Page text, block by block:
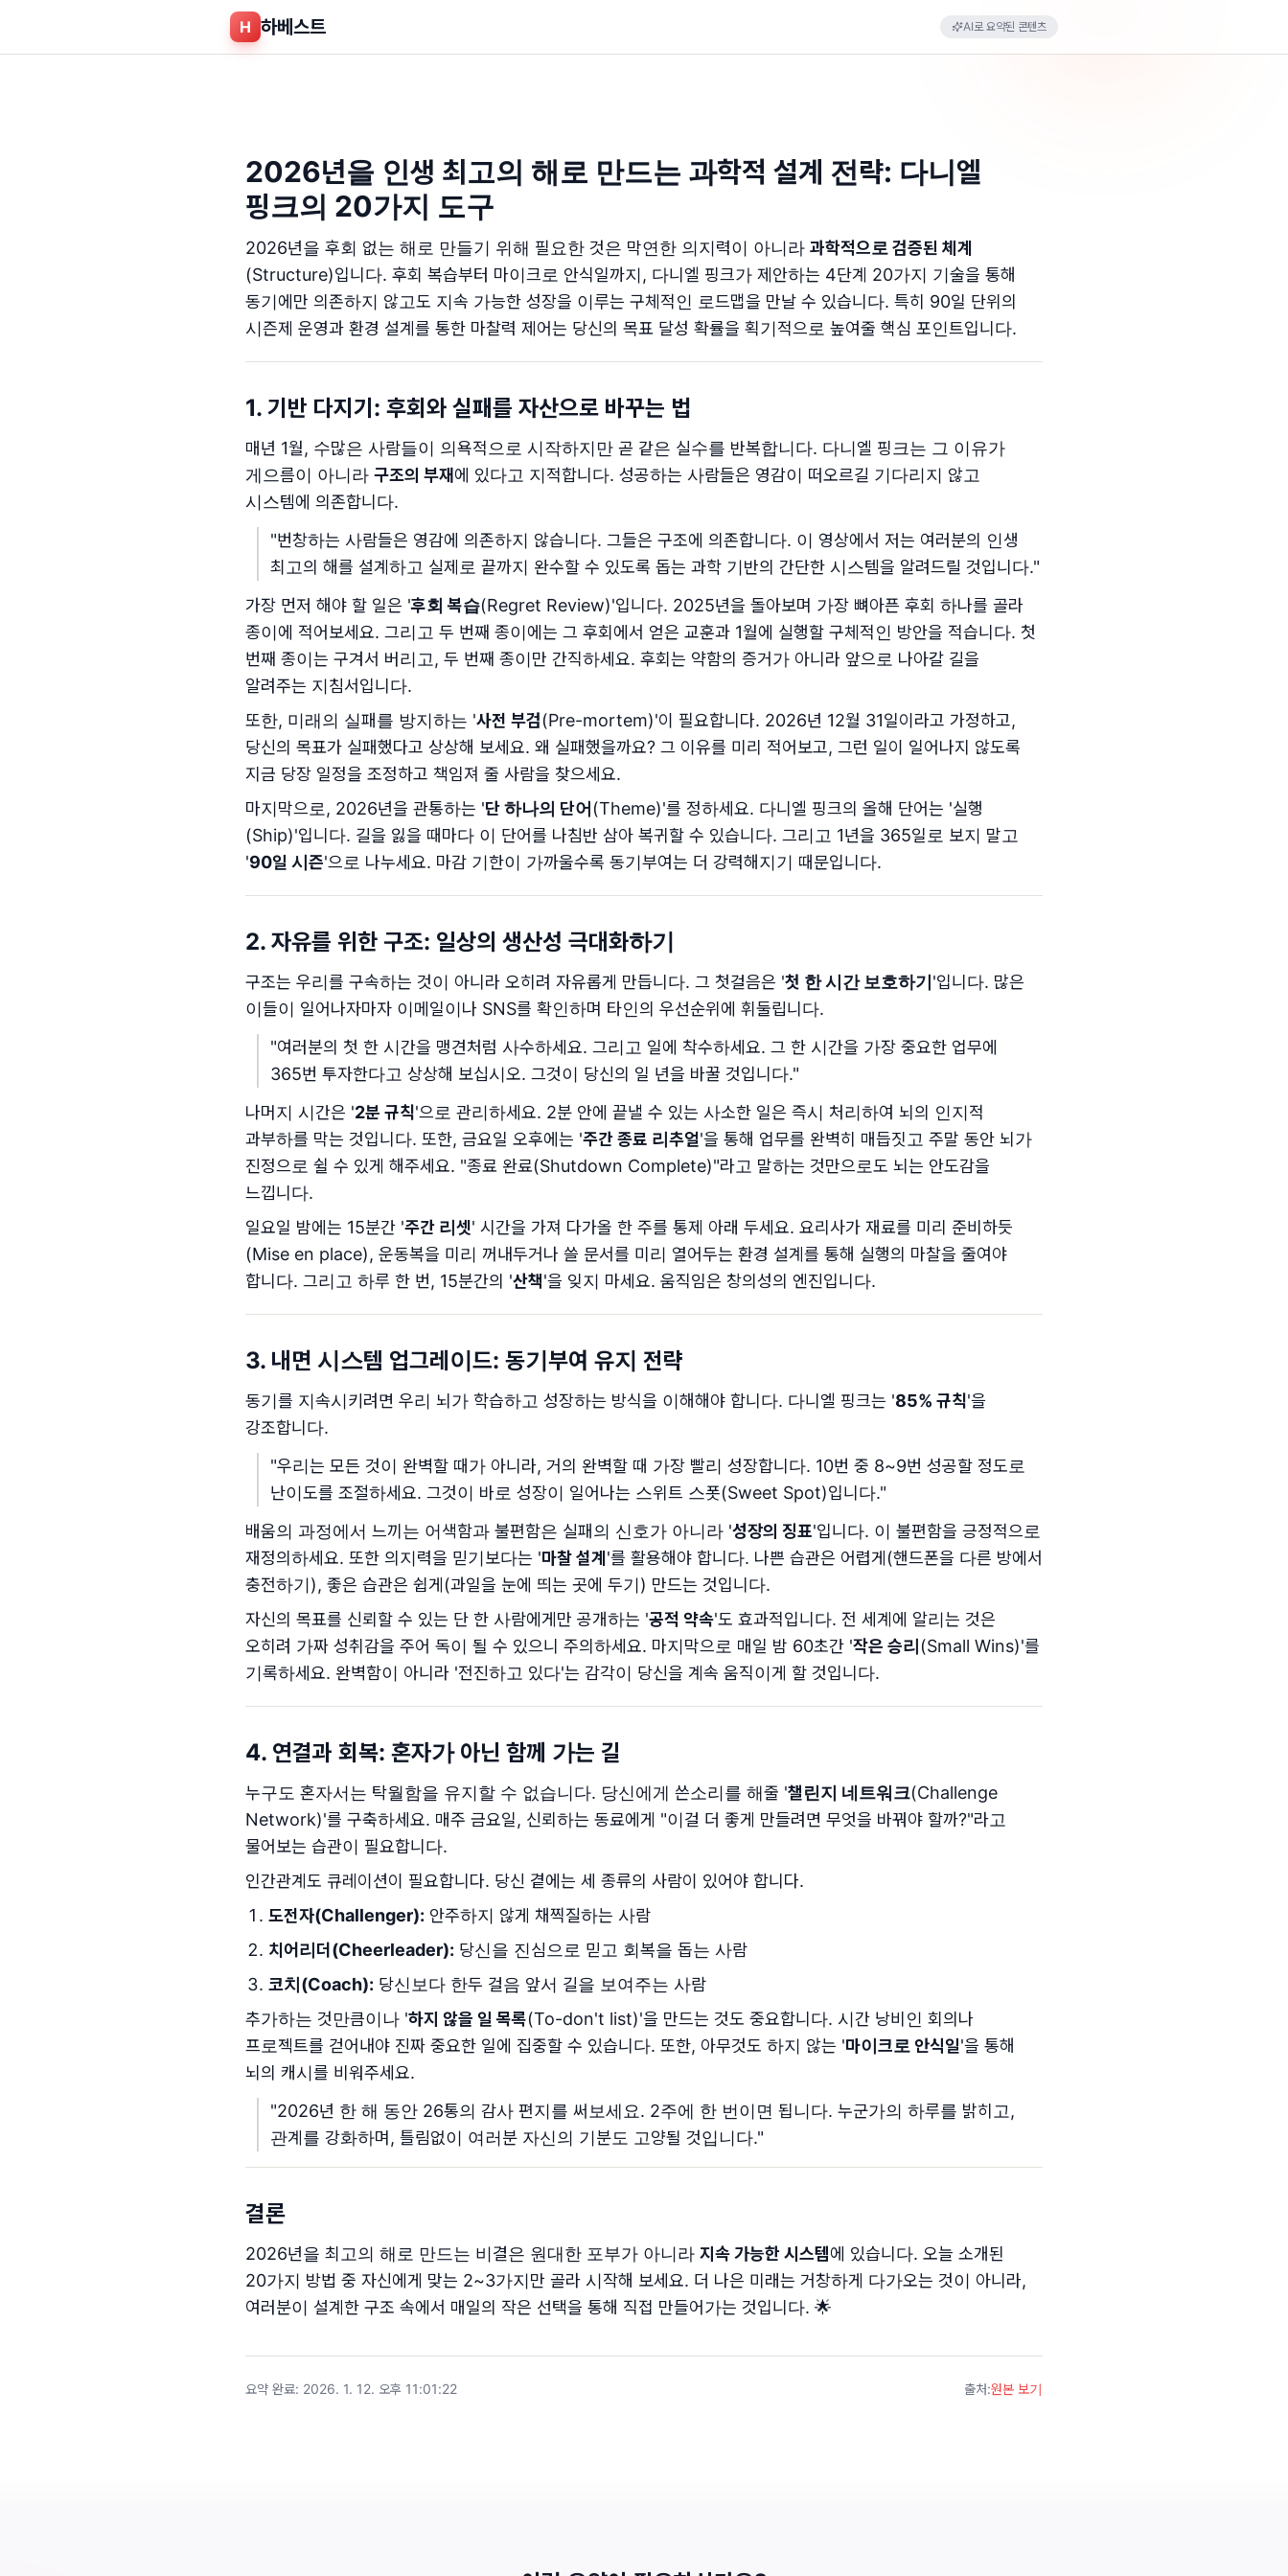
H 하베스트 AI로 요약된 콘텐츠
2026년을 인생 최고의 해로 만드는 과학적 설계 전략: 다니엘
핑크의 20가지 도구
2026년을 후회 없는 해로 만들기 위해 필요한 것은 막연한 의지력이 아니라 과학적으로 검증된 체계
(Structure)입니다. 후회 복습부터 마이크로 안식일까지, 다니엘 핑크가 제안하는 4단계 20가지 기술을 통해
동기에만 의존하지 않고도 지속 가능한 성장을 이루는 구체적인 로드맵을 만날 수 있습니다. 특히 90일 단위의
시즌제 운영과 환경 설계를 통한 마찰력 제어는 당신의 목표 달성 확률을 획기적으로 높여줄 핵심 포인트입니다.
1. 기반 다지기: 후회와 실패를 자산으로 바꾸는 법
매년 1월, 수많은 사람들이 의욕적으로 시작하지만 곧 같은 실수를 반복합니다. 다니엘 핑크는 그 이유가
게으름이 아니라 구조의 부재에 있다고 지적합니다. 성공하는 사람들은 영감이 떠오르길 기다리지 않고
시스템에 의존합니다.
"번창하는 사람들은 영감에 의존하지 않습니다. 그들은 구조에 의존합니다. 이 영상에서 저는 여러분의 인생
최고의 해를 설계하고 실제로 끝까지 완수할 수 있도록 돕는 과학 기반의 간단한 시스템을 알려드릴 것입니다."
가장 먼저 해야 할 일은 '후회 복습(Regret Review)'입니다. 2025년을 돌아보며 가장 뼈아픈 후회 하나를 골라
종이에 적어보세요. 그리고 두 번째 종이에는 그 후회에서 얻은 교훈과 1월에 실행할 구체적인 방안을 적습니다. 첫
번째 종이는 구겨서 버리고, 두 번째 종이만 간직하세요. 후회는 약함의 증거가 아니라 앞으로 나아갈 길을
알려주는 지침서입니다.
또한, 미래의 실패를 방지하는 '사전 부검(Pre-mortem)'이 필요합니다. 2026년 12월 31일이라고 가정하고,
당신의 목표가 실패했다고 상상해 보세요. 왜 실패했을까요? 그 이유를 미리 적어보고, 그런 일이 일어나지 않도록
지금 당장 일정을 조정하고 책임져 줄 사람을 찾으세요.
마지막으로, 2026년을 관통하는 '단 하나의 단어 (Theme)'를 정하세요. 다니엘 핑크의 올해 단어는 '실행
(Ship)'입니다. 길을 잃을 때마다 이 단어를 나침반 삼아 복귀할 수 있습니다. 그리고 1년을 365일로 보지 말고
'90일 시즌'으로 나누세요. 마감 기한이 가까울수록 동기부여는 더 강력해지기 때문입니다.
2. 자유를 위한 구조: 일상의 생산성 극대화하기
구조는 우리를 구속하는 것이 아니라 오히려 자유롭게 만듭니다. 그 첫걸음은 '첫 한 시간 보호하기 '입니다. 많은
이들이 일어나자마자 이메일이나 SNS를 확인하며 타인의 우선순위에 휘둘립니다.
"여러분의 첫 한 시간을 맹견처럼 사수하세요. 그리고 일에 착수하세요. 그 한 시간을 가장 중요한 업무에
365번 투자한다고 상상해 보십시오. 그것이 당신의 일 년을 바꿀 것입니다."
나머지 시간은 '2분 규칙'으로 관리하세요. 2분 안에 끝낼 수 있는 사소한 일은 즉시 처리하여 뇌의 인지적
과부하를 막는 것입니다. 또한, 금요일 오후에는 '주간 종료 리추얼'을 통해 업무를 완벽히 매듭짓고 주말 동안 뇌가
진정으로 쉴 수 있게 해주세요. "종료 완료(Shutdown Complete)"라고 말하는 것만으로도 뇌는 안도감을
느낍니다.
일요일 밤에는 15분간 '주간 리셋' 시간을 가져 다가올 한 주를 통제 아래 두세요. 요리사가 재료를 미리 준비하듯
(Mise en place), 운동복을 미리 꺼내두거나 쓸 문서를 미리 열어두는 환경 설계를 통해 실행의 마찰을 줄여야
합니다. 그리고 하루 한 번, 15분간의 '산책'을 잊지 마세요. 움직임은 창의성의 엔진입니다.
3. 내면 시스템 업그레이드: 동기부여 유지 전략
동기를 지속시키려면 우리 뇌가 학습하고 성장하는 방식을 이해해야 합니다. 다니엘 핑크는 '85% 규칙'을
강조합니다.
"우리는 모든 것이 완벽할 때가 아니라, 거의 완벽할 때 가장 빨리 성장합니다. 10번 중 8~9번 성공할 정도로
난이도를 조절하세요. 그것이 바로 성장이 일어나는 스위트 스폿(Sweet Spot)입니다."
배움의 과정에서 느끼는 어색함과 불편함은 실패의 신호가 아니라 '성장의 징표'입니다. 이 불편함을 긍정적으로
재정의하세요. 또한 의지력을 믿기보다는 '마찰 설계 '를 활용해야 합니다. 나쁜 습관은 어렵게(핸드폰을 다른 방에서
충전하기), 좋은 습관은 쉽게(과일을 눈에 띄는 곳에 두기) 만드는 것입니다.
자신의 목표를 신뢰할 수 있는 단 한 사람에게만 공개하는 '공적 약속'도 효과적입니다. 전 세계에 알리는 것은
오히려 가짜 성취감을 주어 독이 될 수 있으니 주의하세요. 마지막으로 매일 밤 60초간 '작은 승리 (Small Wins)'를
기록하세요. 완벽함이 아니라 '전진하고 있다'는 감각이 당신을 계속 움직이게 할 것입니다.
4. 연결과 회복: 혼자가 아닌 함께 가는 길
누구도 혼자서는 탁월함을 유지할 수 없습니다. 당신에게 쓴소리를 해줄 '챌린지 네트워크(Challenge
Network)'를 구축하세요. 매주 금요일, 신뢰하는 동료에게 "이걸 더 좋게 만들려면 무엇을 바꿔야 할까?"라고
물어보는 습관이 필요합니다.
인간관계도 큐레이션이 필요합니다. 당신 곁에는 세 종류의 사람이 있어야 합니다.
도전자(Challenger): 안주하지 않게 채찍질하는 사람
치어리더(Cheerleader): 당신을 진심으로 믿고 회복을 돕는 사람
코치(Coach): 당신보다 한두 걸음 앞서 길을 보여주는 사람
추가하는 것만큼이나 '하지 않을 일 목록(To-don't list)'을 만드는 것도 중요합니다. 시간 낭비인 회의나
프로젝트를 걷어내야 진짜 중요한 일에 집중할 수 있습니다. 또한, 아무것도 하지 않는 '마이크로 안식일'을 통해
뇌의 캐시를 비워주세요.
"2026년 한 해 동안 26통의 감사 편지를 써보세요. 2주에 한 번이면 됩니다. 누군가의 하루를 밝히고,
관계를 강화하며, 틀림없이 여러분 자신의 기분도 고양될 것입니다."
결론
2026년을 최고의 해로 만드는 비결은 원대한 포부가 아니라 지속 가능한 시스템에 있습니다. 오늘 소개된
20가지 방법 중 자신에게 맞는 2~3가지만 골라 시작해 보세요. 더 나은 미래는 거창하게 다가오는 것이 아니라,
여러분이 설계한 구조 속에서 매일의 작은 선택을 통해 직접 만들어가는 것입니다. 🌟
요약 완료: 2026. 1. 12. 오후 11:01:22 출처:원본 보기